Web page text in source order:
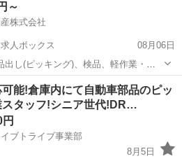
～
株式会社
人ボックス
08月06日
し(ピッキング)、検品、軽作業・物
・パート <給与> [ア・パ]時給1,140
<仕事内容> 日用品・化粧品を扱う 倉
可能!倉庫内にて自動車部品のピッ
スタッフ!シニア世代!DR…
ブトライブ事業部
8月5日